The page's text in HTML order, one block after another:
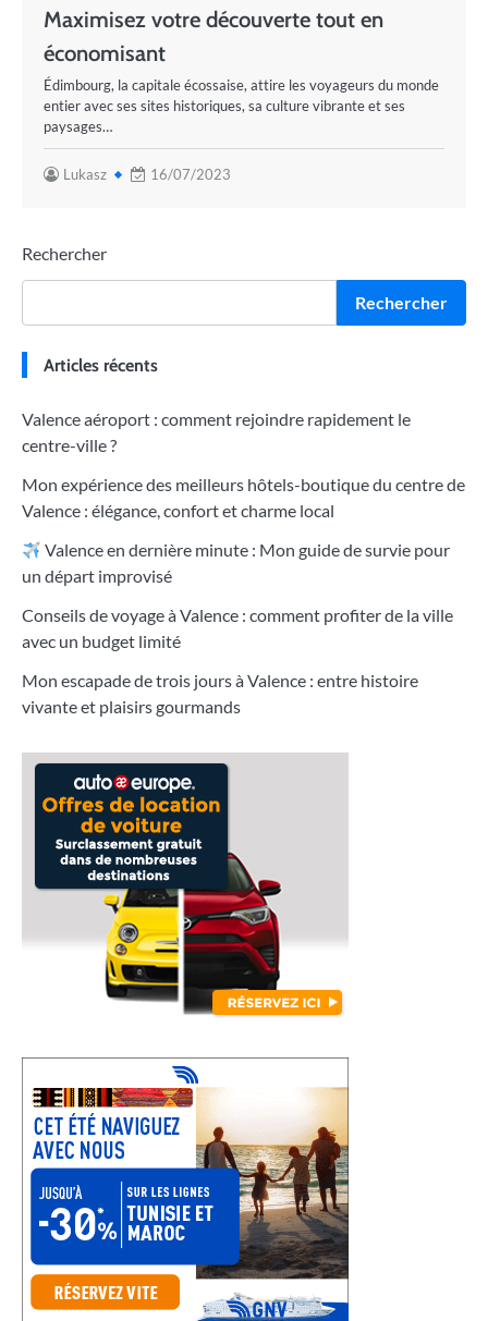
Maximisez votre découverte tout en
économisant
Édimbourg, la capitale écossaise, attire les voyageurs du monde
entier avec ses sites historiques, sa culture vibrante et ses
paysages…
Lukasz 16/07/2023
Rechercher
Rechercher
Articles récents
Valence aéroport : comment rejoindre rapidement le
centre-ville ?
Mon expérience des meilleurs hôtels-boutique du centre de
Valence : élégance, confort et charme local
Valence en dernière minute : Mon guide de survie pour
un départ improvisé
Conseils de voyage à Valence : comment profiter de la ville
avec un budget limité
Mon escapade de trois jours à Valence : entre histoire
vivante et plaisirs gourmands